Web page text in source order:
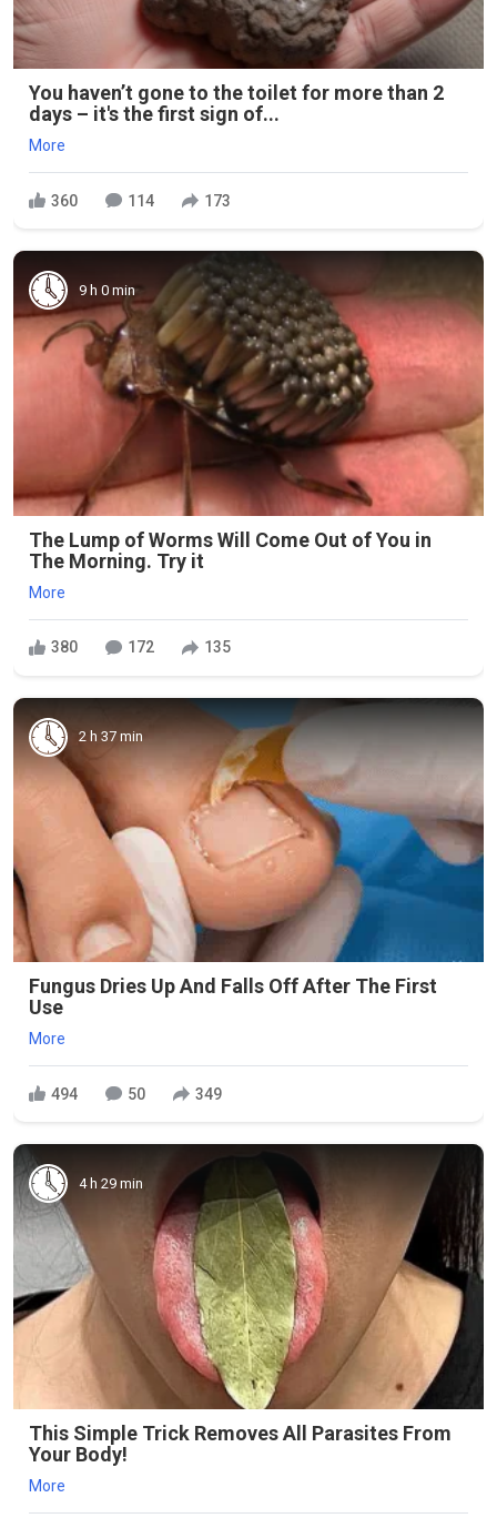
You haven’t gone to the toilet for more than 2
days – it's the first sign of...
More
360 114 173
9 h 0 min
The Lump of Worms Will Come Out of You in
The Morning. Try it
More
380 172 135
2 h 37 min
Fungus Dries Up And Falls Off After The First
Use
More
494 50 349
4 h 29 min
This Simple Trick Removes All Parasites From
Your Body!
More